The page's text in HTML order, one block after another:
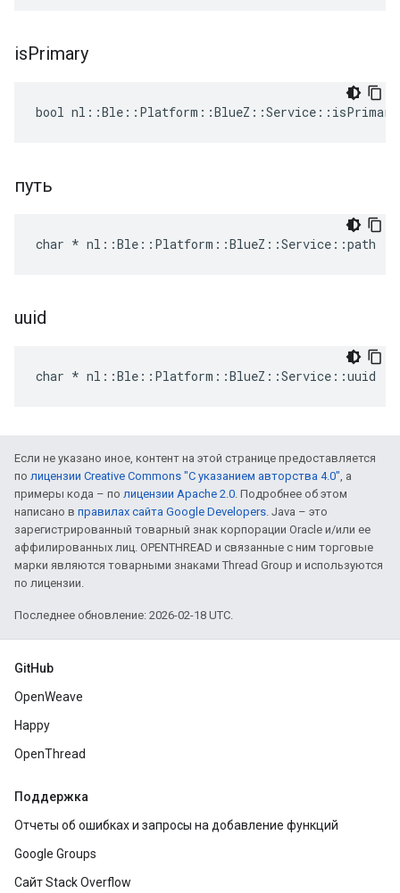
isPrimary
bool nl::Ble::Platform::BlueZ::Service::isPrimary
путь
char * nl::Ble::Platform::BlueZ::Service::path
uuid
char * nl::Ble::Platform::BlueZ::Service::uuid
Если не указано иное, контент на этой странице предоставляется
по лицензии Creative Commons "С указанием авторства 4.0", а
примеры кода – по лицензии Apache 2.0. Подробнее об этом
написано в правилах сайта Google Developers. Java – это
зарегистрированный товарный знак корпорации Oracle и/или ее
аффилированных лиц. OPENTHREAD и связанные с ним торговые
марки являются товарными знаками Thread Group и используются
по лицензии.
Последнее обновление: 2026-02-18 UTC.
GitHub
OpenWeave
Happy
OpenThread
Поддержка
Отчеты об ошибках и запросы на добавление функций
Google Groups
Сайт Stack Overflow